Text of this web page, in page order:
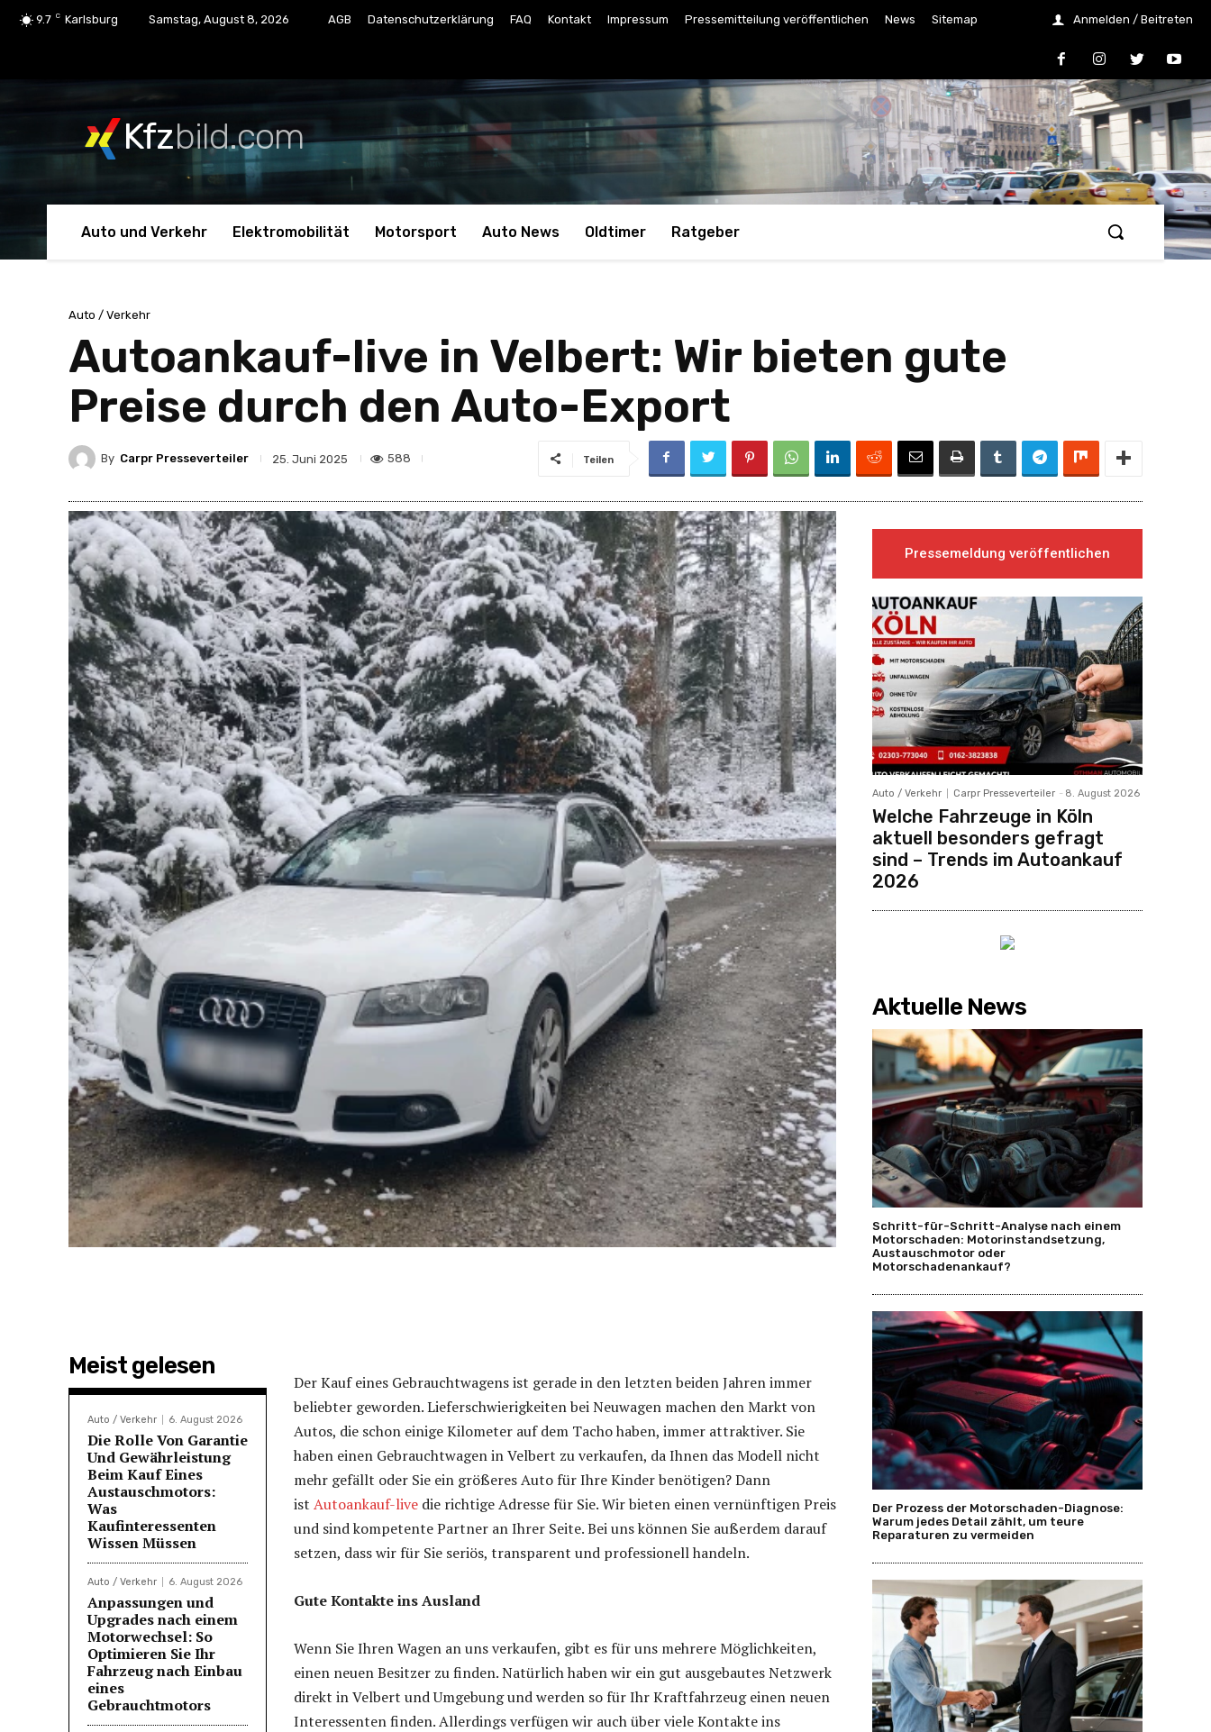
9.7 C Karlsburg Samstag, August 8, 2026 AGB Datenschutzerklärung FAQ Kontakt Impressum Pressemitteilung veröffentlichen News Sitemap Anmelden / Beitreten
Kfzbild.com
Auto und Verkehr Elektromobilität Motorsport Auto News Oldtimer Ratgeber
Auto / Verkehr
Autoankauf-live in Velbert: Wir bieten gute
Preise durch den Auto-Export
By Carpr Presseverteiler 25. Juni 2025 588 Teilen
Meist gelesen
Auto / Verkehr 6. August 2026
Die Rolle Von Garantie
Und Gewährleistung
Beim Kauf Eines
Austauschmotors:
Was
Kaufinteressenten
Wissen Müssen
Auto / Verkehr 6. August 2026
Anpassungen und
Upgrades nach einem
Motorwechsel: So
Optimieren Sie Ihr
Fahrzeug nach Einbau
eines
Gebrauchtmotors
Der Kauf eines Gebrauchtwagens ist gerade in den letzten beiden Jahren immer
beliebter geworden. Lieferschwierigkeiten bei Neuwagen machen den Markt von
Autos, die schon einige Kilometer auf dem Tacho haben, immer attraktiver. Sie
haben einen Gebrauchtwagen in Velbert zu verkaufen, da Ihnen das Modell nicht
mehr gefällt oder Sie ein größeres Auto für Ihre Kinder benötigen? Dann
ist Autoankauf-live die richtige Adresse für Sie. Wir bieten einen vernünftigen Preis
und sind kompetente Partner an Ihrer Seite. Bei uns können Sie außerdem darauf
setzen, dass wir für Sie seriös, transparent und professionell handeln.
Gute Kontakte ins Ausland
Wenn Sie Ihren Wagen an uns verkaufen, gibt es für uns mehrere Möglichkeiten,
einen neuen Besitzer zu finden. Natürlich haben wir ein gut ausgebautes Netzwerk
direkt in Velbert und Umgebung und werden so für Ihr Kraftfahrzeug einen neuen
Interessenten finden. Allerdings verfügen wir auch über viele Kontakte ins
Pressemeldung veröffentlichen
Auto / Verkehr Carpr Presseverteiler - 8. August 2026
Welche Fahrzeuge in Köln
aktuell besonders gefragt
sind – Trends im Autoankauf
2026
Aktuelle News
Schritt-für-Schritt-Analyse nach einem
Motorschaden: Motorinstandsetzung,
Austauschmotor oder
Motorschadenankauf?
Der Prozess der Motorschaden-Diagnose:
Warum jedes Detail zählt, um teure
Reparaturen zu vermeiden